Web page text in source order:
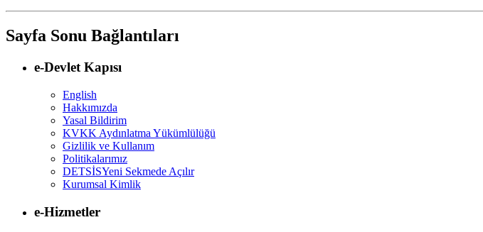
Sayfa Sonu Bağlantıları
e-Devlet Kapısı
English
Hakkımızda
Yasal Bildirim
KVKK Aydınlatma Yükümlülüğü
Gizlilik ve Kullanım
Politikalarımız
DETSİSYeni Sekmede Açılır
Kurumsal Kimlik
e-Hizmetler